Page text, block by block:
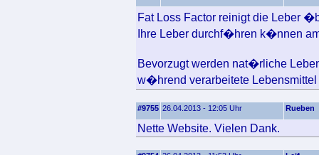
Fat Loss Factor reinigt die Leber
Ihre Leber durchf�hren k�nnen
Bevorzugt werden nat�rliche
w�hrend verarbeitete
#9755 26.04.2013 - 12:05 Uhr Rueben
Nette Website. Vielen Dank.